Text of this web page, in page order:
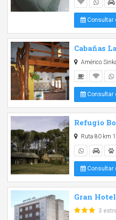
Consultar
Cabañas
Américo
Consultar
Refugio
Ruta 80 km
Consultar
Gran
3